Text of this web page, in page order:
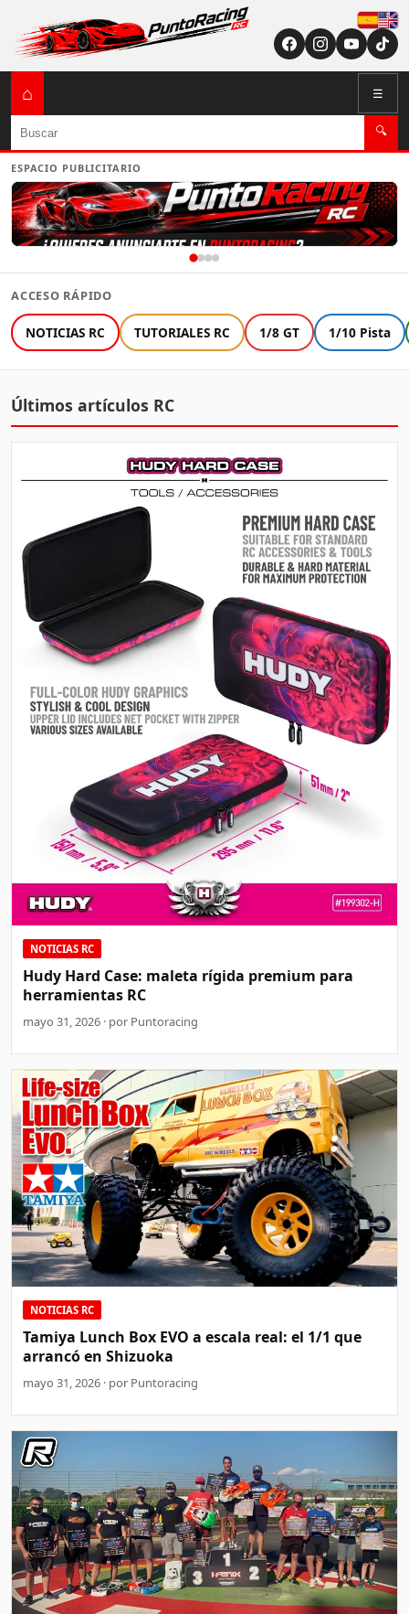
English (US /
⌂ ☰
Buscar 🔍
ESPACIO PUBLICITARIO
ACCESO RÁPIDO
NOTICIAS RC TUTORIALES RC 1/8 GT 1/10 Pista
Últimos artículos RC
NOTICIAS RC
Hudy Hard Case: maleta rígida premium para
herramientas RC
mayo 31, 2026 · por Puntoracing
NOTICIAS RC
Tamiya Lunch Box EVO a escala real: el 1/1 que
arrancó en Shizuoka
mayo 31, 2026 · por Puntoracing